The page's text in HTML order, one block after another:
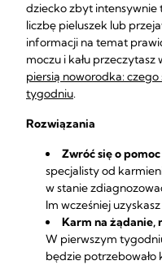
dziecko zbyt intensywnie
liczbę pieluszek lub
informacji na temat
moczu i kału
piersią noworodka:
tygodniu.
Rozwiązania
Zwróć się o
specjalisty od
w stanie
Im wcześniej
Karm na żądanie,
W pierwszym
będzie potrzebowało